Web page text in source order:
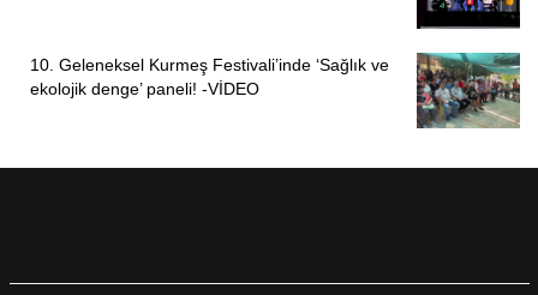
10. Geleneksel Kurmeş Festivali’inde ‘Sağlık ve
ekolojik denge’ paneli! -VİDEO